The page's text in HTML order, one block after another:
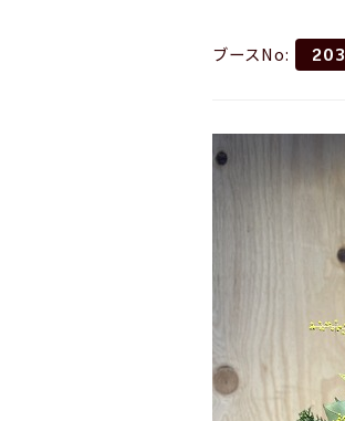
ブースNo: 203